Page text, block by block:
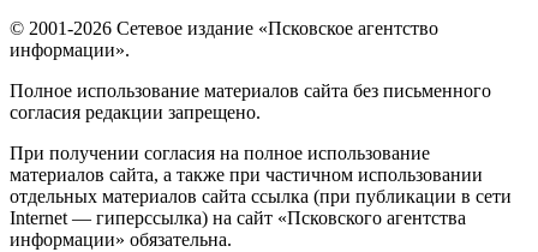
© 2001-2026 Сетевое издание «Псковское агентство
информации».
Полное использование материалов сайта без письменного
согласия редакции запрещено.
При получении согласия на полное использование
материалов сайта, а также при частичном использовании
отдельных материалов сайта ссылка (при публикации в сети
Internet — гиперссылка) на сайт «Псковского агентства
информации» обязательна.